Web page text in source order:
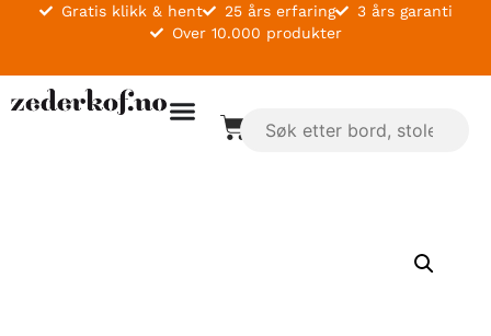
Gratis klikk & hent 25 års erfaring
3 års garanti
Over 10.000 produkter